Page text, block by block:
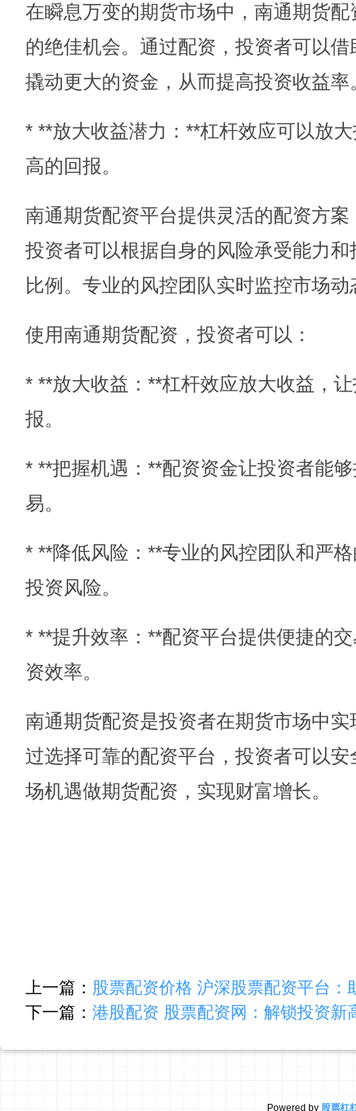
在瞬息万变的期货市场中，南通期货
的绝佳机会。通过配资，投资者可以
撬动更大的资金，从而提高投资收益率
* **放大收益潜力：**杠杆效应可以放
高的回报。
南通期货配资平台提供灵活的配资方
投资者可以根据自身的风险承受能力
比例。专业的风控团队实时监控市场
使用南通期货配资，投资者可以：
* **放大收益：**杠杆效应放大收益，
报。
* **把握机遇：**配资资金让投资者能
易。
* **降低风险：**专业的风控团队和严
投资风险。
* **提升效率：**配资平台提供便捷的
资效率。
南通期货配资是投资者在期货市场中
过选择可靠的配资平台，投资者可以
场机遇做期货配资，实现财富增长。
上一篇： 股票配资价格 沪深股票配资平台
下一篇： 港股配资 股票配资网：解锁投资新
Powered by 股票杠